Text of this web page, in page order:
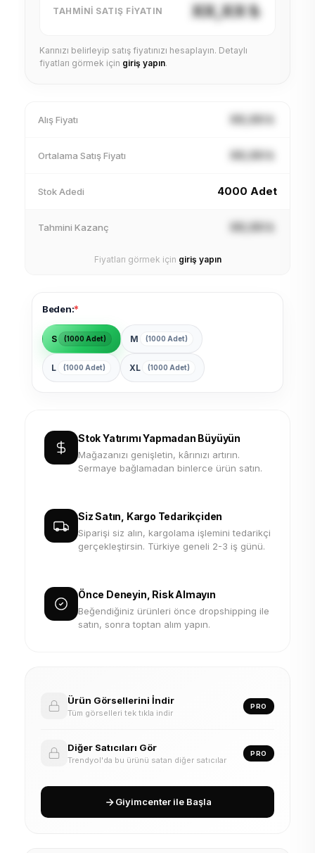
TAHMINI SATIŞ FIYATIN XX,XX ₺
Karınızı belirleyip satış fiyatınızı hesaplayın. Detaylı
fiyatları görmek için giriş yapın.
Alış Fiyatı XX,XX ₺
Ortalama Satış Fiyatı XX,XX ₺
Stok Adedi 4000 Adet
Tahmini Kazanç XX,XX ₺
Fiyatları görmek için giriş yapın
Beden:*
S (1000 Adet) M (1000 Adet)
L (1000 Adet) XL (1000 Adet)
Stok Yatırımı Yapmadan Büyüyün
Mağazanızı genişletin, kârınızı artırın.
Sermaye bağlamadan binlerce ürün satın.
Siz Satın, Kargo Tedarikçiden
Siparişi siz alın, kargolama işlemini tedarikçi
gerçekleştirsin. Türkiye geneli 2-3 iş günü.
Önce Deneyin, Risk Almayın
Beğendiğiniz ürünleri önce dropshipping ile
satın, sonra toptan alım yapın.
Ürün Görsellerini İndir
Tüm görselleri tek tıkla indir
PRO
Diğer Satıcıları Gör
Trendyol'da bu ürünü satan diğer satıcılar
PRO
Giyimcenter ile Başla